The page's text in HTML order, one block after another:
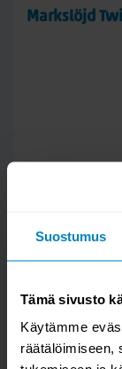
Suostumus
Tämä sivusto
Käytämme
räätälöimiseen,
Markslöjd